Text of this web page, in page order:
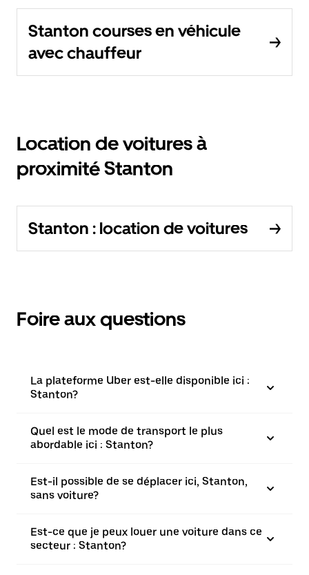
Stanton courses en véhicule
avec chauffeur
Location de voitures à
proximité Stanton
Stanton : location de voitures
Foire aux questions
La plateforme Uber est-elle disponible ici :
Stanton?
Quel est le mode de transport le plus
abordable ici : Stanton?
Est-il possible de se déplacer ici, Stanton,
sans voiture?
Est-ce que je peux louer une voiture dans ce
secteur : Stanton?